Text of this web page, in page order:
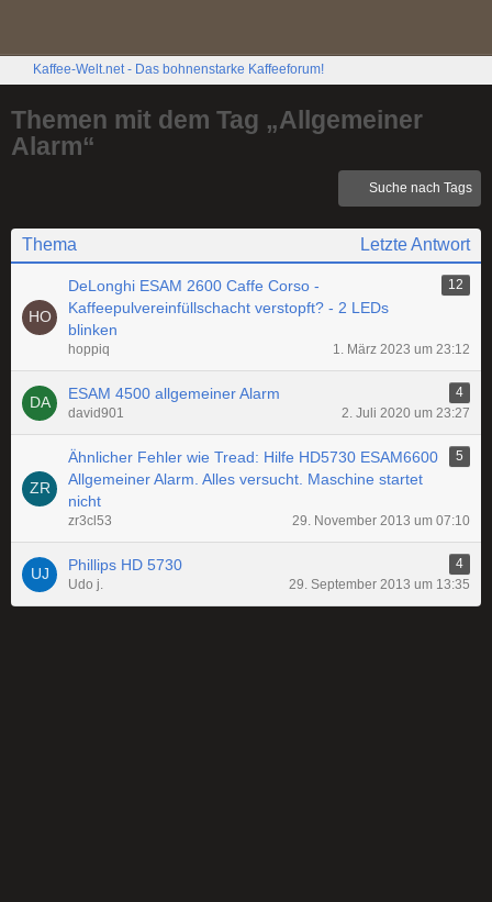
Kaffee-Welt.net - Das bohnenstarke Kaffeeforum!
Themen mit dem Tag „Allgemeiner
Alarm“
Suche nach Tags
Thema Letzte Antwort
DeLonghi ESAM 2600 Caffe Corso -
Kaffeepulvereinfüllschacht verstopft? - 2 LEDs
blinken
12
hoppiq 1. März 2023 um 23:12
ESAM 4500 allgemeiner Alarm
4
david901
2. Juli 2020 um 23:27
Ähnlicher Fehler wie Tread: Hilfe HD5730 ESAM6600
Allgemeiner Alarm. Alles versucht. Maschine startet
nicht
5
zr3cl53 29. November 2013 um 07:10
Phillips HD 5730
4
Udo j.
29. September 2013 um 13:35